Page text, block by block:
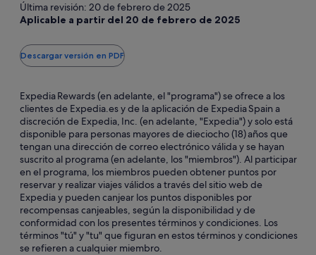
Última revisión: 20 de febrero de 2025
Aplicable a partir del 20 de febrero de 2025
Descargar versión en PDF
Se
una
ventana
nueva
Expedia Rewards (en adelante, el "programa") se ofrece a los
clientes de Expedia.es y de la aplicación de Expedia Spain a
discreción de Expedia, Inc. (en adelante, "Expedia") y solo está
disponible para personas mayores de dieciocho (18) años que
tengan una dirección de correo electrónico válida y se hayan
suscrito al programa (en adelante, los "miembros"). Al participar
en el programa, los miembros pueden obtener puntos por
reservar y realizar viajes válidos a través del sitio web de
Expedia y pueden canjear los puntos disponibles por
recompensas canjeables, según la disponibilidad y de
conformidad con los presentes términos y condiciones. Los
términos "tú" y "tu" que figuran en estos términos y condiciones
se refieren a cualquier miembro.